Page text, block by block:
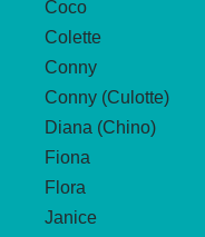
Coco
Colette
Conny
Conny (Culotte)
Diana (Chino)
Fiona
Flora
Janice